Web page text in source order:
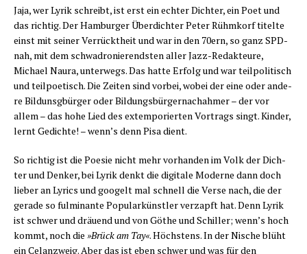
Jaja, wer Lyrik schreibt, ist erst ein ech­ter Dich­ter, ein Poet und
das rich­tig. Der Ham­bur­ger Über­dich­ter Peter Rühm­korf titel­te
einst mit sei­ner Ver­rückt­heit und war in den 70ern, so ganz SPD-
nah, mit dem schwa­dro­nie­rends­ten aller Jazz-Redak­teu­re,
Micha­el Nau­ra, unter­wegs. Das hat­te Erfolg und war teil­po­li­tisch
und teil­poe­tisch. Die Zei­ten sind vor­bei, wobei der eine oder ande­
re Bil­dunsg­bür­ger oder Bil­dungs­bür­ger­nach­ah­mer – der vor
allem – das hohe Lied des extem­po­rier­ten Vor­trags singt. Kin­der,
lernt Gedich­te! – wenn’s denn Pisa dient.
So rich­tig ist die Poe­sie nicht mehr vor­han­den im Volk der Dich­
ter und Den­ker, bei Lyrik denkt die digi­ta­le Moder­ne dann doch
lie­ber an Lyrics und goo­gelt mal schnell die Ver­se nach, die der
gera­de so ful­mi­nan­te Popu­lar­künst­ler ver­zapft hat. Denn Lyrik
ist schwer und dräu­end und von Göthe und Schil­ler; wenn’s hoch
kommt, noch die »Brück am Tay«. Höchs­tens. In der Nische blüht
ein Cel­an­zweig. Aber das ist eben schwer und was für den